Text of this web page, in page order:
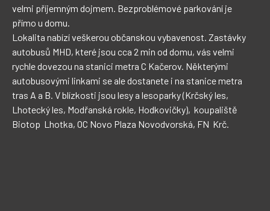
velmi příjemným dojmem. Bezproblémové parkování je
přímo u domu.
Lokalita nabízí veškerou občanskou vybavenost. Zastávky
autobusů MHD, které jsou cca 2 min od domu, vás velmi
rychle dovezou na stanici metra C Kačerov. Některými
autobusovými linkami se ale dostanete i na stanice metra
tras A a B. V blízkosti jsou lesy a lesoparky (Krčský les,
Lhotecký les, Modřanská rokle, Hodkovičky),  koupaliště